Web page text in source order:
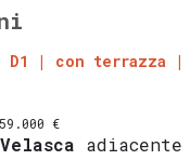
con terrazza
€
Velasca adiacente